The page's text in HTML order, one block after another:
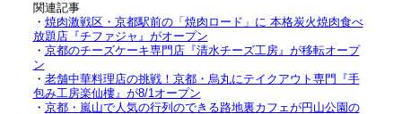
関連記事
・ 焼肉激戦区・京都駅前の「焼肉ロード」に 本格炭火焼肉食べ
放題店『チファジャ』がオープン
・ 京都のチーズケーキ専門店『清水チーズ工房』が移転オープ
ン
・ 老舗中華料理店の挑戦！京都・烏丸にテイクアウト専門『手
包み工房楽仙樓』が8/1オープン
・ 京都・嵐山で人気の行列のできる路地裏カフェが円山公園の